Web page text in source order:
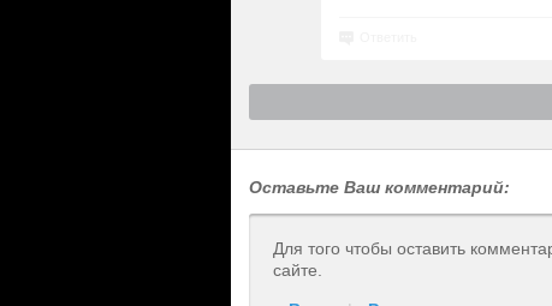
Оставьте Ваш комментарий:
Для того чтобы оставить
сайте.